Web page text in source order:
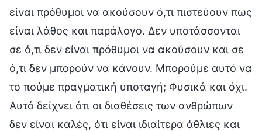
είναι πρόθυμοι να ακούσουν ό,τι πιστεύουν πως
είναι λάθος και παράλογο. Δεν υποτάσσονται
σε ό,τι δεν είναι πρόθυμοι να ακούσουν και σε
ό,τι δεν μπορούν να κάνουν. Μπορούμε αυτό να
το πούμε πραγματική υποταγή; Φυσικά και όχι.
Αυτό δείχνει ότι οι διαθέσεις των ανθρώπων
δεν είναι καλές, ότι είναι ιδιαίτερα άθλιες και